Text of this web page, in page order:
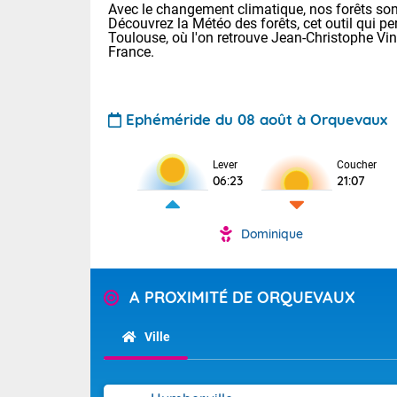
Pour la
Tendance
Avec le changement climatique, nos forêts
Découvrez la Météo des forêts, cet outil qui
Toulouse, où l'on retrouve Jean-Christophe
France.
Ephéméride du 08 août à Orquevaux
Lever
06:23
Coucher
21:07
Dominique
A PROXIMITÉ DE ORQUEVAUX
Ville
Voici les
: 13/28 Paris
Clermont-
Lille : 14/29
Aujourd'hui
Très